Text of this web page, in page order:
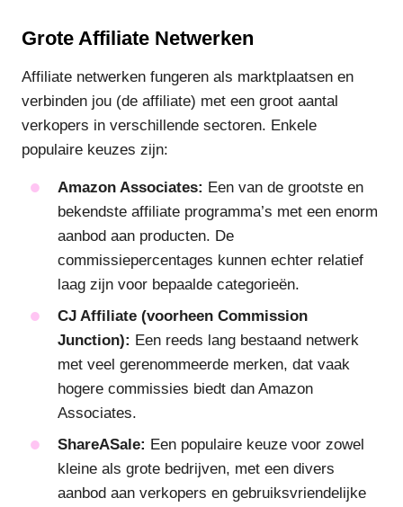
Grote Affiliate Netwerken
Affiliate netwerken fungeren als marktplaatsen en
verbinden jou (de affiliate) met een groot aantal
verkopers in verschillende sectoren. Enkele
populaire keuzes zijn:
Amazon Associates: Een van de grootste en
bekendste affiliate programma’s met een enorm
aanbod aan producten. De
commissiepercentages kunnen echter relatief
laag zijn voor bepaalde categorieën.
CJ Affiliate (voorheen Commission
Junction): Een reeds lang bestaand netwerk
met veel gerenommeerde merken, dat vaak
hogere commissies biedt dan Amazon
Associates.
ShareASale: Een populaire keuze voor zowel
kleine als grote bedrijven, met een divers
aanbod aan verkopers en gebruiksvriendelijke